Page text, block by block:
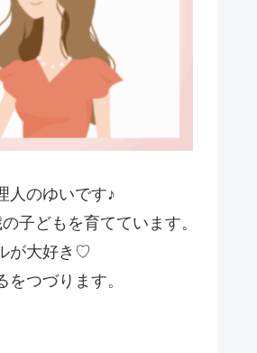
人のゆいです♪
子どもを育てています。
が大好き♡
をつづります。